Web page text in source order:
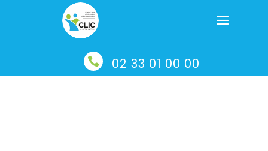
 02 33 01 00 00